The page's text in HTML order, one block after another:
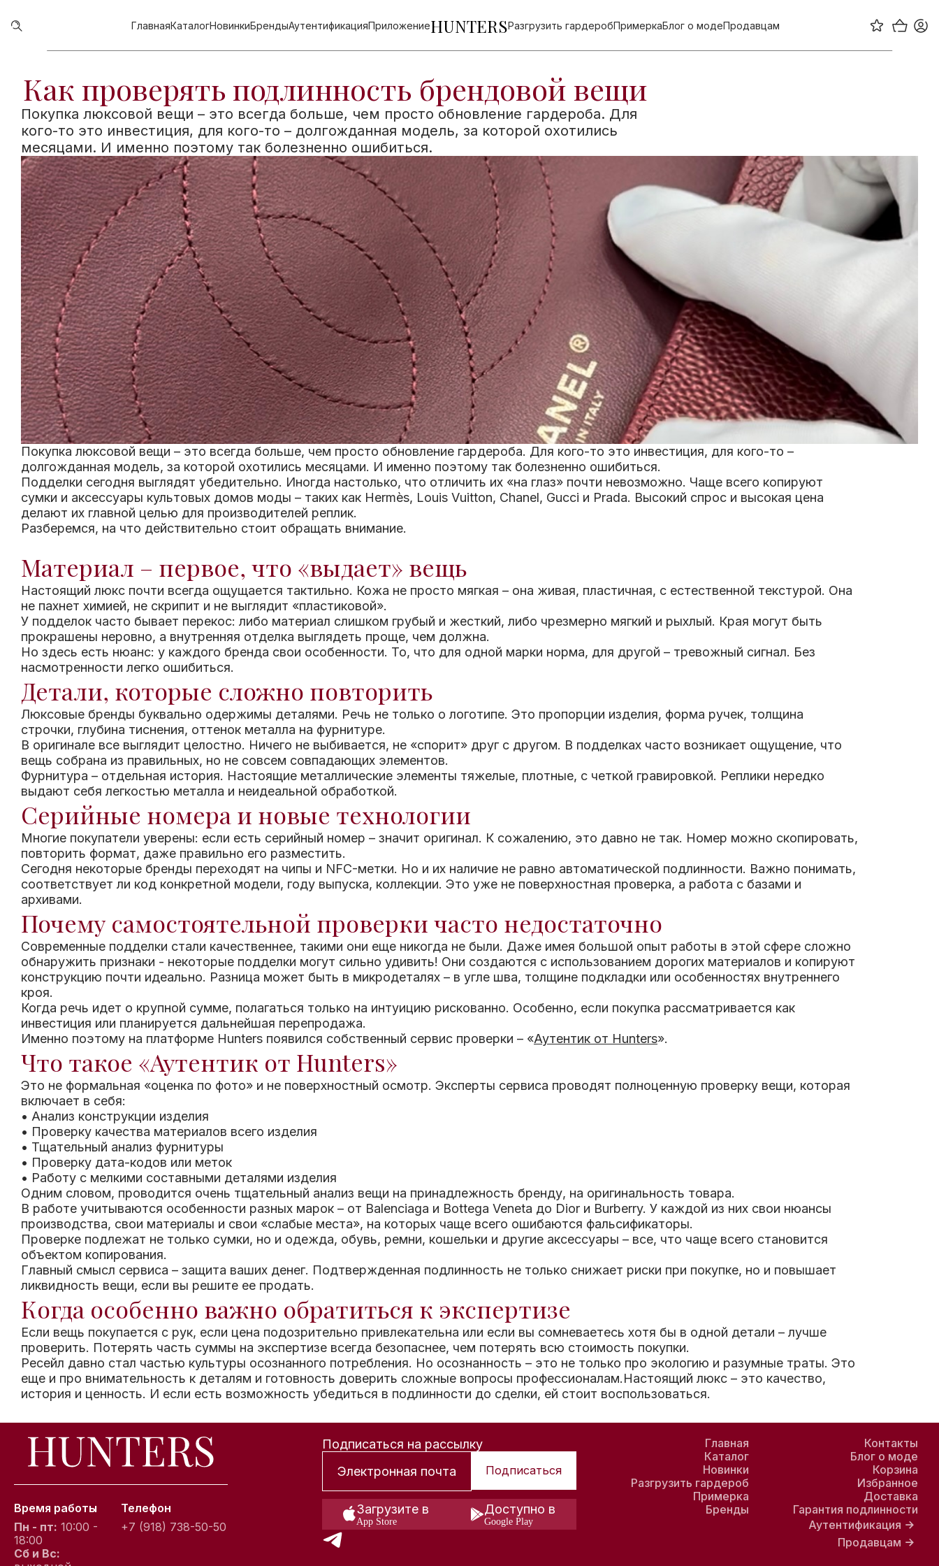
ГлавнаяКаталогНовинкиБрендыАутентификацияПриложениеHUNTERSРазгрузить гардеробПримеркаБлог о модеПродавцам
Как проверять подлинность брендовой вещи
Покупка люксовой вещи – это всегда больше, чем просто обновление гардероба. Для
кого-то это инвестиция, для кого-то – долгожданная модель, за которой охотились
месяцами. И именно поэтому так болезненно ошибиться.
Покупка люксовой вещи – это всегда больше, чем просто обновление гардероба. Для кого-то это инвестиция, для кого-то –
долгожданная модель, за которой охотились месяцами. И именно поэтому так болезненно ошибиться.
Подделки сегодня выглядят убедительно. Иногда настолько, что отличить их «на глаз» почти невозможно. Чаще всего копируют
сумки и аксессуары культовых домов моды – таких как Hermès, Louis Vuitton, Chanel, Gucci и Prada. Высокий спрос и высокая цена
делают их главной целью для производителей реплик.
Разберемся, на что действительно стоит обращать внимание.
Материал – первое, что «выдает» вещь
Настоящий люкс почти всегда ощущается тактильно. Кожа не просто мягкая – она живая, пластичная, с естественной текстурой. Она
не пахнет химией, не скрипит и не выглядит «пластиковой».
У подделок часто бывает перекос: либо материал слишком грубый и жесткий, либо чрезмерно мягкий и рыхлый. Края могут быть
прокрашены неровно, а внутренняя отделка выглядеть проще, чем должна.
Но здесь есть нюанс: у каждого бренда свои особенности. То, что для одной марки норма, для другой – тревожный сигнал. Без
насмотренности легко ошибиться.
Детали, которые сложно повторить
Люксовые бренды буквально одержимы деталями. Речь не только о логотипе. Это пропорции изделия, форма ручек, толщина
строчки, глубина тиснения, оттенок металла на фурнитуре.
В оригинале все выглядит целостно. Ничего не выбивается, не «спорит» друг с другом. В подделках часто возникает ощущение, что
вещь собрана из правильных, но не совсем совпадающих элементов.
Фурнитура – отдельная история. Настоящие металлические элементы тяжелые, плотные, с четкой гравировкой. Реплики нередко
выдают себя легкостью металла и неидеальной обработкой.
Серийные номера и новые технологии
Многие покупатели уверены: если есть серийный номер – значит оригинал. К сожалению, это давно не так. Номер можно скопировать,
повторить формат, даже правильно его разместить.
Сегодня некоторые бренды переходят на чипы и NFC-метки. Но и их наличие не равно автоматической подлинности. Важно понимать,
соответствует ли код конкретной модели, году выпуска, коллекции. Это уже не поверхностная проверка, а работа с базами и
архивами.
Почему самостоятельной проверки часто недостаточно
Современные подделки стали качественнее, такими они еще никогда не были. Даже имея большой опыт работы в этой сфере сложно
обнаружить признаки - некоторые подделки могут сильно удивить! Они создаются с использованием дорогих материалов и копируют
конструкцию почти идеально. Разница может быть в микродеталях – в угле шва, толщине подкладки или особенностях внутреннего
кроя.
Когда речь идет о крупной сумме, полагаться только на интуицию рискованно. Особенно, если покупка рассматривается как
инвестиция или планируется дальнейшая перепродажа.
Именно поэтому на платформе Hunters появился собственный сервис проверки – «Аутентик от Hunters».
Что такое «Аутентик от Hunters»
Это не формальная «оценка по фото» и не поверхностный осмотр. Эксперты сервиса проводят полноценную проверку вещи, которая
включает в себя:
• Анализ конструкции изделия
• Проверку качества материалов всего изделия
• Тщательный анализ фурнитуры
• Проверку дата-кодов или меток
• Работу с мелкими составными деталями изделия
Одним словом, проводится очень тщательный анализ вещи на принадлежность бренду, на оригинальность товара.
В работе учитываются особенности разных марок – от Balenciaga и Bottega Veneta до Dior и Burberry. У каждой из них свои нюансы
производства, свои материалы и свои «слабые места», на которых чаще всего ошибаются фальсификаторы.
Проверке подлежат не только сумки, но и одежда, обувь, ремни, кошельки и другие аксессуары – все, что чаще всего становится
объектом копирования.
Главный смысл сервиса – защита ваших денег. Подтвержденная подлинность не только снижает риски при покупке, но и повышает
ликвидность вещи, если вы решите ее продать.
Когда особенно важно обратиться к экспертизе
Если вещь покупается с рук, если цена подозрительно привлекательна или если вы сомневаетесь хотя бы в одной детали – лучше
проверить. Потерять часть суммы на экспертизе всегда безопаснее, чем потерять всю стоимость покупки.
Ресейл давно стал частью культуры осознанного потребления. Но осознанность – это не только про экологию и разумные траты. Это
еще и про внимательность к деталям и готовность доверить сложные вопросы профессионалам.Настоящий люкс – это качество,
история и ценность. И если есть возможность убедиться в подлинности до сделки, ей стоит воспользоваться.
Время работы
Пн - пт: 10:00 -
18:00
Сб и Вс:
Телефон
+7 (918) 738-50-50
Подписаться на рассылку
Подписаться
Загрузите в
App Store
Доступно в
Google Play
Главная
Каталог
Новинки
Разгрузить гардероб
Примерка
Бренды
Контакты
Блог о моде
Корзина
Избранное
Доставка
Гарантия подлинности
Аутентификация
Продавцам